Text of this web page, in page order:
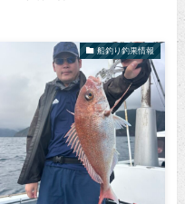
船釣り釣果情報